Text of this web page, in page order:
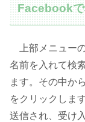
Facebookで
上部メニュー
名前を入れて検
ます。その中か
をクリックしま
送信され、受け